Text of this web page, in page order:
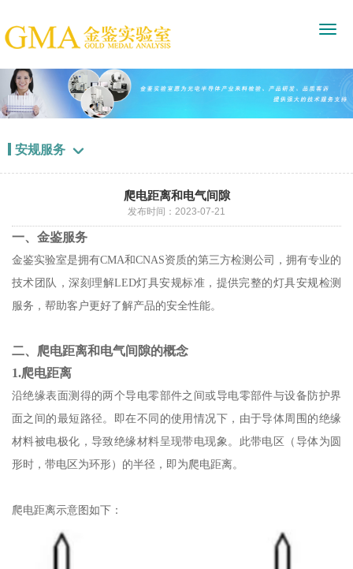
安规服务 
爬电距离和电气间隙
发布时间：2023-07-21
一、金鉴服务
金鉴实验室是拥有CMA和CNAS资质的第三方检测公司，拥有专业的
技术团队，深刻理解LED灯具安规标准，提供完整的灯具安规检测
服务，帮助客户更好了解产品的安全性能。
二、爬电距离和电气间隙的概念
1.爬电距离
沿绝缘表面测得的两个导电零部件之间或导电零部件与设备防护界
面之间的最短路径。即在不同的使用情况下，由于导体周围的绝缘
材料被电极化，导致绝缘材料呈现带电现象。此带电区（导体为圆
形时，带电区为环形）的半径，即为爬电距离。
爬电距离示意图如下：